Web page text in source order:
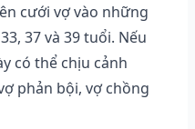
cưới vợ vào những
37 và 39 tuổi. Nếu
có thể chịu cảnh
phản bội, vợ chồng